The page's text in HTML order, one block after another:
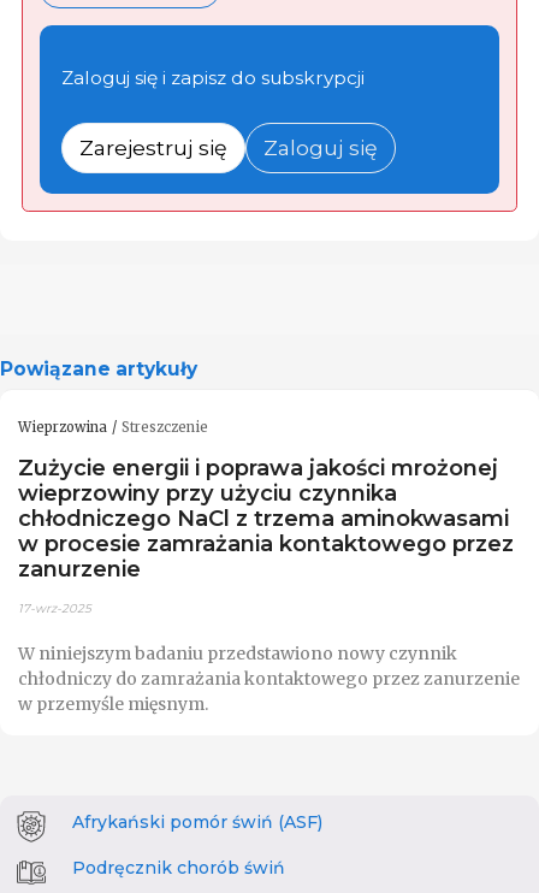
Zaloguj się i zapisz do subskrypcji
Zarejestruj się Zaloguj się
Powiązane artykuły
Wieprzowina Streszczenie
Zużycie energii i poprawa jakości mrożonej
wieprzowiny przy użyciu czynnika
chłodniczego NaCl z trzema aminokwasami
w procesie zamrażania kontaktowego przez
zanurzenie
17-wrz-2025
W niniejszym badaniu przedstawiono nowy czynnik
chłodniczy do zamrażania kontaktowego przez zanurzenie
w przemyśle mięsnym.
Afrykański pomór świń (ASF)
Podręcznik chorób świń